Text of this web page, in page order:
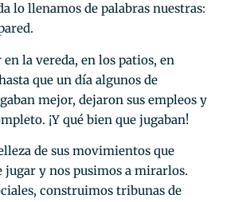
lo llenamos de palabras nuestras:
la vereda, en los patios, en
que un día algunos de
mejor, dejaron sus empleos y
¡Y qué bien que jugaban!
de sus movimientos que
jugar y nos pusimos a mirarlos.
construimos tribunas de